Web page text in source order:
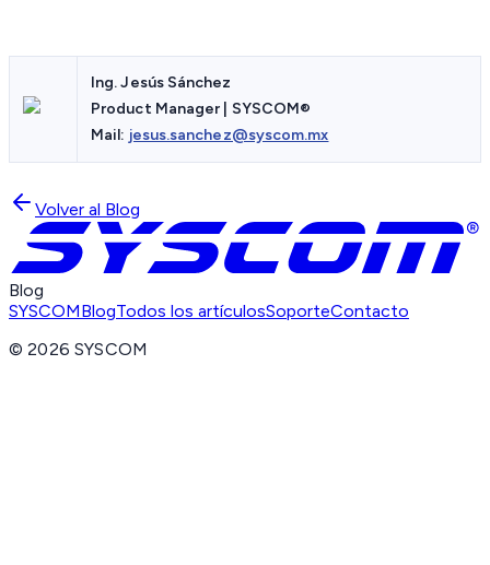
Ing. Jesús Sánchez
Product Manager | SYSCOM®
Mail: jesus.sanchez@syscom.mx
Volver al Blog
Blog
SYSCOMBlogTodos los artículosSoporteContacto
©2026 SYSCOM